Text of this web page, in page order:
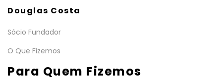
Douglas Costa
Sócio Fundador
O Que Fizemos
Para Quem Fizemos